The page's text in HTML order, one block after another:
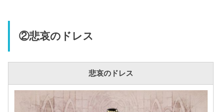
②悲哀のドレス
悲哀のドレス